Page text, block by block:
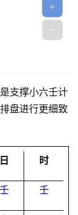
支撑小六壬计
盘进行更细致
日 时
壬 壬